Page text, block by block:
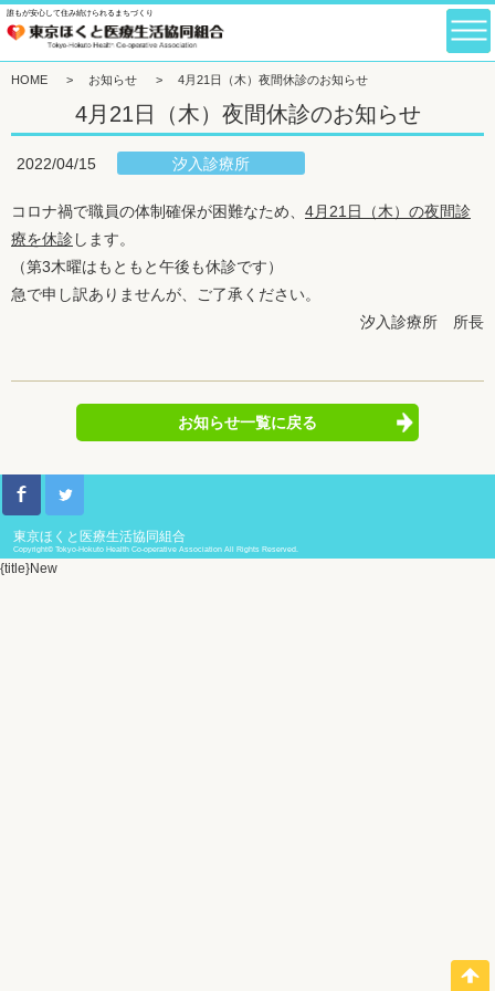
誰もが安心して住み続けられるまちづくり
HOME > お知らせ > 4月21日（木）夜間休診のお知らせ
4月21日（木）夜間休診のお知らせ
2022/04/15 汐入診療所
コロナ禍で職員の体制確保が困難なため、 4月21日（木）の夜間診
療を休診します。
（第3木曜はもともと午後も休診です）
急で申し訳ありませんが、ご了承ください。
汐入診療所 所長
お知らせ一覧に戻る
東京ほくと医療生活協同組合
Copyright© Tokyo-Hokuto Health Co-operative Association All Rights Reserved.
{title}New